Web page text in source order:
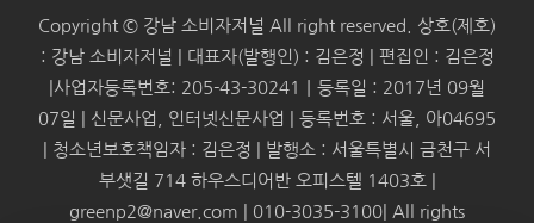
Copyright © 강남 소비자저널 All right reserved. 상호(제호)
: 강남 소비자저널 | 대표자(발행인) : 김은정 | 편집인 : 김은정
|사업자등록번호: 205-43-30241｜등록일 : 2017년 09월
07일 | 신문사업, 인터넷신문사업 | 등록번호 : 서울, 아04695
| 청소년보호책임자 : 김은정 | 발행소 : 서울특별시 금천구 서
부샛길 714 하우스디어반 오피스텔 1403호 |
greenp2@naver.com | 010-3035-3100| All rights